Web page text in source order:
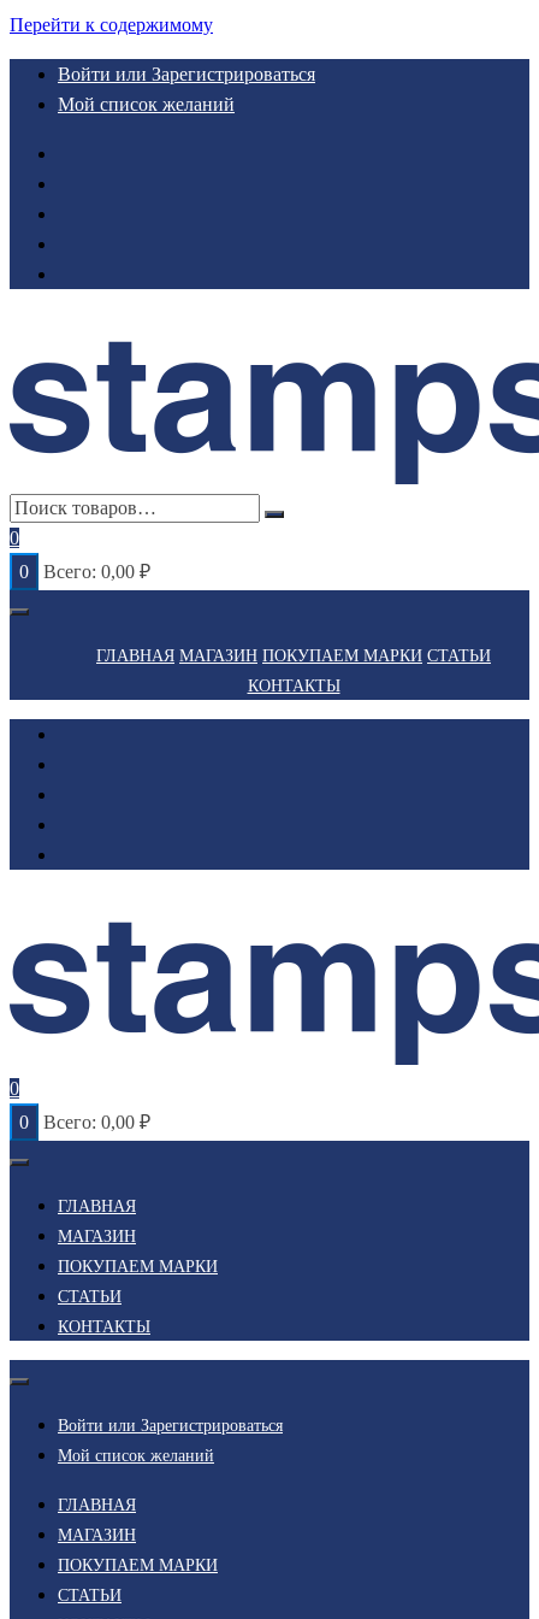
Перейти к содержимому
Войти или Зарегистрироваться
Мой список желаний
0
0
Всего: 0,00 ₽
ГЛАВНАЯ МАГАЗИН ПОКУПАЕМ МАРКИ СТАТЬИ
КОНТАКТЫ
0
0
Всего: 0,00 ₽
ГЛАВНАЯ
МАГАЗИН
ПОКУПАЕМ МАРКИ
СТАТЬИ
КОНТАКТЫ
Войти или Зарегистрироваться
Мой список желаний
ГЛАВНАЯ
МАГАЗИН
ПОКУПАЕМ МАРКИ
СТАТЬИ